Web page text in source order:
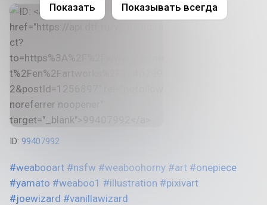
ID: 99407992
#weabooart #nsfw #weaboohorny #art #onepiece
#yamato #weaboo1 #illustration #pixivart
#joewizard #vanillawizard
Показать Показывать всегда